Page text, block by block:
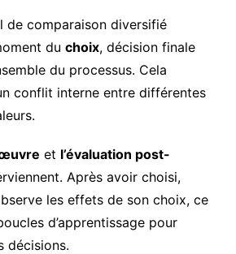
de comparaison diversifié
du choix, décision finale
du processus. Cela
conflit interne entre différentes
et l’évaluation post-
Après avoir choisi,
les effets de son choix, ce
d’apprentissage pour
décisions.